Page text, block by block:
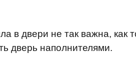
в двери не так важна, как
дверь наполнителями.